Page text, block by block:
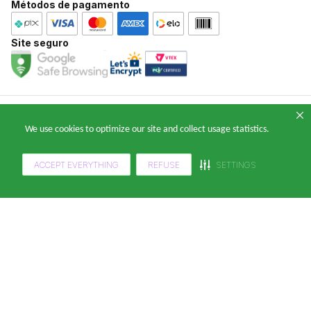
We use cookies to optimize our site and collect usage statistics.
ACCEPT EVERYTHING REFUSE SETTINGS
Atendimento WhatsApp: (11) 2391-0220
E-mail: falecomklabinforyou@klabin.com.br
Métodos de pagamento
Site seguro
05.905.802/0001-64 Avenida Brigadeiro Faria Lima, nº 949 - Pinheiros, São